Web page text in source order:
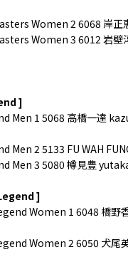
Women 2 6068 岸正
Women 3 6012 岩壁
]
Men 1 5068 高橋一達
Men 2 5133 FU WAH
Men 3 5080 樽見豊
]
Women 1 6048 橋野
Women 2 6050 犬尾